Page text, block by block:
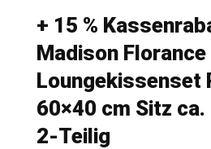
+ 15 %
Madison Florance
Loungekissenset
60×40 cm Sitz
2-Teilig